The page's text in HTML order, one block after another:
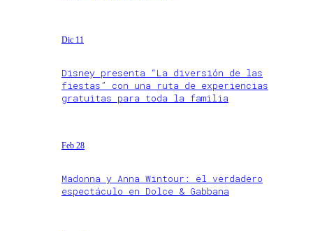
Dic 11
Disney presenta “La diversión de las
fiestas” con una ruta de experiencias
gratuitas para toda la familia
Feb 28
Madonna y Anna Wintour: el verdadero
espectáculo en Dolce & Gabbana